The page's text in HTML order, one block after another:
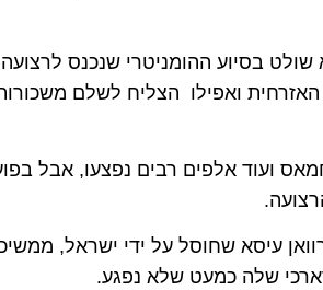
בסיוע ההומניטרי שנכנס
ואפילו הצליח לשלם
13 אלף מחבלים של חמאס ועוד אלפים רבים נפצעו, אבל
עיסא שחוסל על ידי ישראל,
שלה כמעט שלא נפגע.